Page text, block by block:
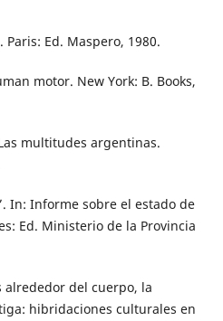
Paris: Ed. Maspero, 1980.
motor. New York: B. Books,
multitudes argentinas.
In: Informe sobre el estado de
Ed. Ministerio de la Provincia
alrededor del cuerpo, la
hibridaciones culturales en